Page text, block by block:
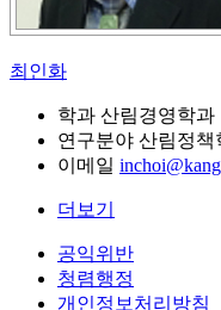
최인화
학과 산림경영학과
연구분야 산림정책
이메일
더보기
공익위반
청렴행정
개인정보처리방침